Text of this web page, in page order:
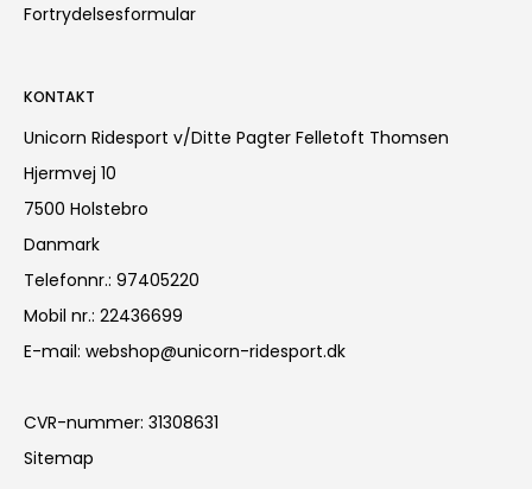
Fortrydelsesformular
KONTAKT
Unicorn Ridesport v/Ditte Pagter Felletoft Thomsen
Hjermvej 10
7500 Holstebro
Danmark
Telefonnr.: 97405220
Mobil nr.: 22436699
E-mail: webshop@unicorn-ridesport.dk
CVR-nummer: 31308631
Sitemap